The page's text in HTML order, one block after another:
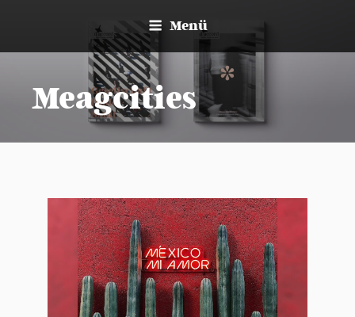
Meagcities
Menü